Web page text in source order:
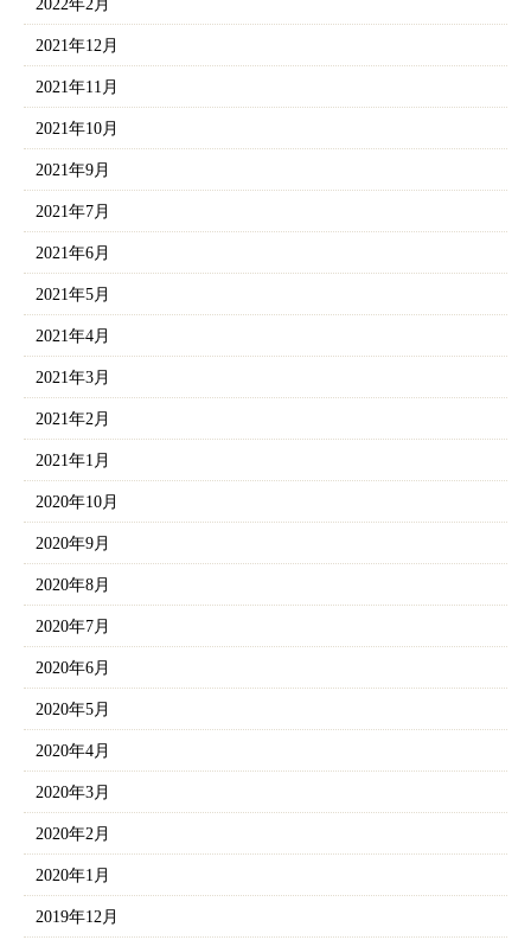
2022年2月
2021年12月
2021年11月
2021年10月
2021年9月
2021年7月
2021年6月
2021年5月
2021年4月
2021年3月
2021年2月
2021年1月
2020年10月
2020年9月
2020年8月
2020年7月
2020年6月
2020年5月
2020年4月
2020年3月
2020年2月
2020年1月
2019年12月